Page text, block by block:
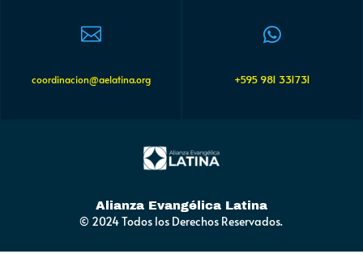

coordinacion@aelatina.org

+595 981 331731
Alianza Evangélica Latina
© 2024 Todos los Derechos Reservados.